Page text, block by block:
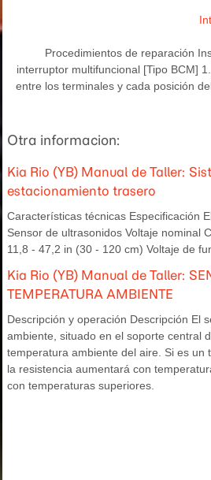
Procedimientos de reparación
interruptor multifuncional [Tipo BCM]
entre los terminales y cada posición
Otra informacion:
Kia Rio (YB) Manual de Taller:
estacionamiento trasero
Características técnicas Especificación
Sensor de ultrasonidos Voltaje nominal
11,8 - 47,2 in (30 - 120 cm) Voltaje de
Kia Rio (YB) Manual de Taller:
TEMPERATURA AMBIENTE
Descripción y operación Descripción El
ambiente, situado en el soporte central
temperatura ambiente del aire. Si es un
la resistencia aumentará con
con temperaturas superiores.